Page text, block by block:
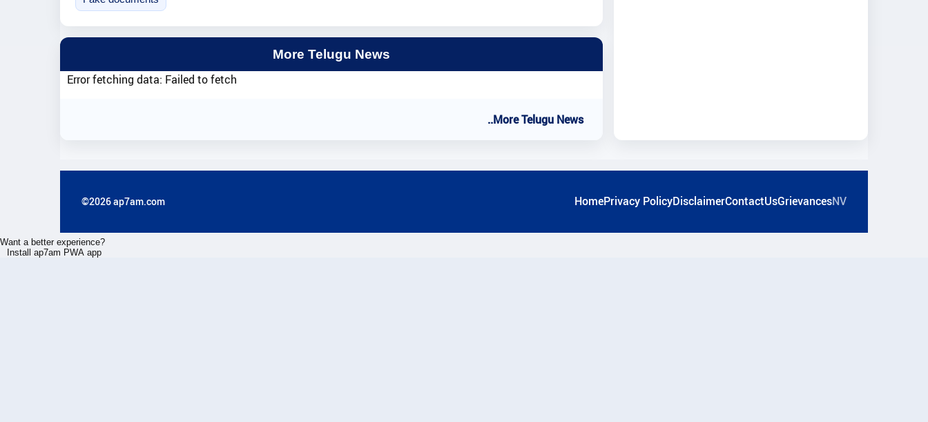
More Telugu News
Error fetching data: Failed to fetch
..More Telugu News
©2026 ap7am.com HomePrivacy PolicyDisclaimerContactUsGrievancesNV
Want a better experience?
Install ap7am PWA app